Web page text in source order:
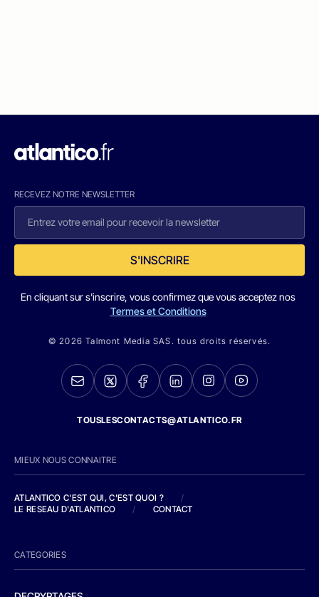
RECEVEZ NOTRE NEWSLETTER
S'INSCRIRE
En cliquant sur s'inscrire, vous confirmez que vous acceptez nos
Termes et Conditions
© 2026 Talmont Media SAS. tous droits réservés.
TOUSLESCONTACTS@ATLANTICO.FR
MIEUX NOUS CONNAITRE
ATLANTICO C'EST QUI, C'EST QUOI ?
/
LE RESEAU D'ATLANTICO
/ CONTACT
CATEGORIES